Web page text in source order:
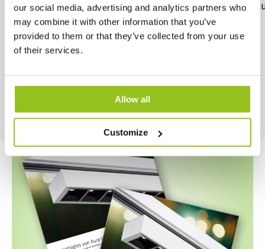
our social media, advertising and analytics partners who
may combine it with other information that you’ve
provided to them or that they’ve collected from your use
of their services.
Allow all
Customize